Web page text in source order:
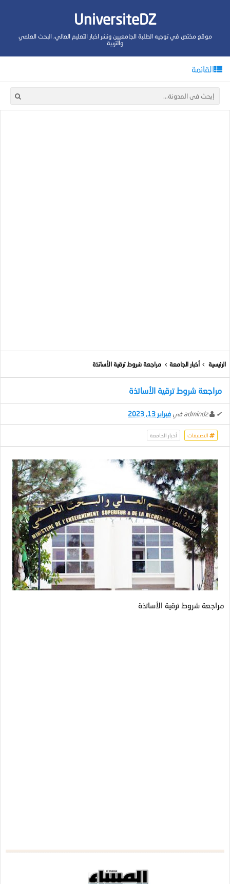
UniversiteDZ
موقع مختص في توجيه الطلبة الجامعيين ونشر اخبار التعليم العالي، البحث العلمي
والتربية
القائمة
الرئيسية أخبار الجامعة مراجعة شروط ترقية الأساتذة
مراجعة شروط ترقية الأساتذة
✔
admindz في فبراير 13, 2023
التصنيفات أخبار الجامعة
مراجعة شروط ترقية الأساتذة